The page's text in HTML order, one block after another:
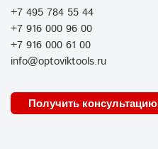
+7 495 784 55 44
+7 916 000 96 00
+7 916 000 61 00
info@optoviktools.ru
Получить консультацию